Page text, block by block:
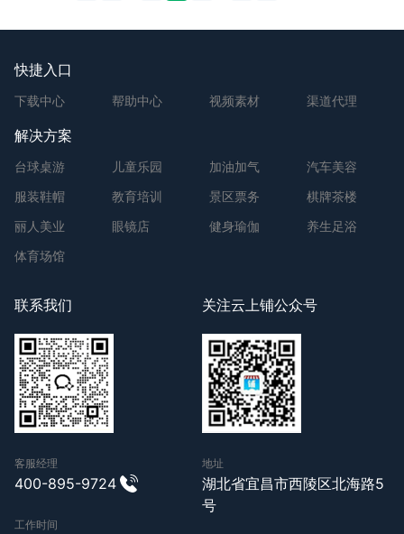
快捷入口
下载中心 帮助中心 视频素材 渠道代理
解决方案
台球桌游 儿童乐园 加油加气
汽车美容
服装鞋帽
教育培训 景区票务
棋牌茶楼
丽人美业
眼镜店 健身瑜伽
养生足浴
体育场馆
联系我们
客服经理
400-895-9724
工作时间
关注云上铺公众号
地址
湖北省宜昌市西陵区北海路5
号